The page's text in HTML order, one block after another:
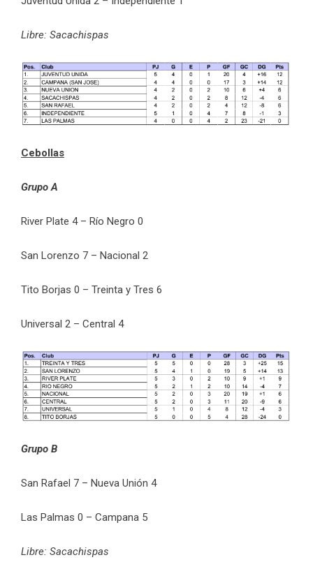
Libre: Sacachispas
Cebollas
Grupo A
River Plate 4 – Río Negro 0
San Lorenzo 7 – Nacional 2
Tito Borjas 0 – Treinta y Tres 6
Universal 2 – Central 4
Grupo B
San Rafael 7 – Nueva Unión 4
Las Palmas 0 – Campana 5
Libre: Sacachispas